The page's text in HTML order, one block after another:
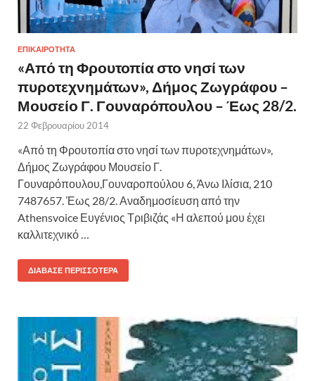
ΕΠΙΚΑΙΡΟΤΗΤΑ
«Από τη Φρουτοπία στο νησί των
πυροτεχνημάτων», Δήμος Ζωγράφου –
Μουσείο Γ. Γουναρόπουλου – Έως 28/2.
22 Φεβρουαρίου 2014
«Από τη Φρουτοπία στο νησί των πυροτεχνημάτων»,
Δήμος Ζωγράφου Μουσείο Γ.
Γουναρόπουλου,Γουναροπούλου 6, Άνω Ιλίσια, 210
7487657. Έως 28/2. Αναδημοσίευση από την
Athensvoice Ευγένιος Τριβιζάς «Η αλεπού μου έχει
καλλιτεχνικό …
ΔΙΆΒΑΣΕ ΠΕΡΙΣΣΌΤΕΡΑ